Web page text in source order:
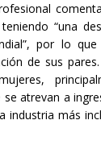
“una
por lo
de sus
se atrevan a
industria más